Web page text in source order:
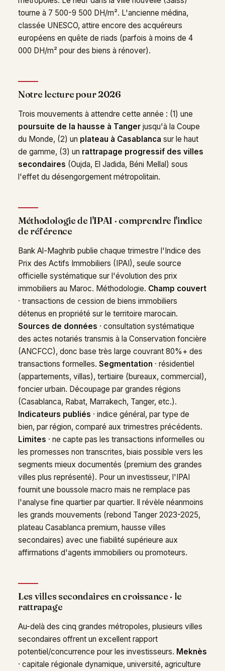
tourne à 7 500-9 500 DH/m². L'ancienne médina,
classée UNESCO, attire encore des acquéreurs
européens en quête de riads (parfois à moins de 4
000 DH/m² pour des biens à rénover).
Notre lecture pour 2026
Trois mouvements à attendre cette année : (1) une
poursuite de la hausse à Tanger jusqu'à la Coupe
du Monde, (2) un plateau à Casablanca sur le haut
de gamme, (3) un rattrapage progressif des villes
secondaires (Oujda, El Jadida, Béni Mellal) sous
l'effet du désengorgement métropolitain.
Méthodologie de l'IPAI · comprendre l'indice
de référence
Bank Al-Maghrib publie chaque trimestre l'Indice des
Prix des Actifs Immobiliers (IPAI), seule source
officielle systématique sur l'évolution des prix
immobiliers au Maroc. Méthodologie. Champ couvert
· transactions de cession de biens immobiliers
détenus en propriété sur le territoire marocain.
Sources de données · consultation systématique
des actes notariés transmis à la Conservation foncière
(ANCFCC), donc base très large couvrant 80%+ des
transactions formelles. Segmentation · résidentiel
(appartements, villas), tertiaire (bureaux, commercial),
foncier urbain. Découpage par grandes régions
(Casablanca, Rabat, Marrakech, Tanger, etc.).
Indicateurs publiés · indice général, par type de
bien, par région, comparé aux trimestres précédents.
Limites · ne capte pas les transactions informelles ou
les promesses non transcrites, biais possible vers les
segments mieux documentés (premium des grandes
villes plus représenté). Pour un investisseur, l'IPAI
fournit une boussole macro mais ne remplace pas
l'analyse fine quartier par quartier. Il révèle néanmoins
les grands mouvements (rebond Tanger 2023-2025,
plateau Casablanca premium, hausse villes
secondaires) avec une fiabilité supérieure aux
affirmations d'agents immobiliers ou promoteurs.
Les villes secondaires en croissance · le
rattrapage
Au-delà des cinq grandes métropoles, plusieurs villes
secondaires offrent un excellent rapport
potentiel/concurrence pour les investisseurs. Meknès
· capitale régionale dynamique, université, agriculture